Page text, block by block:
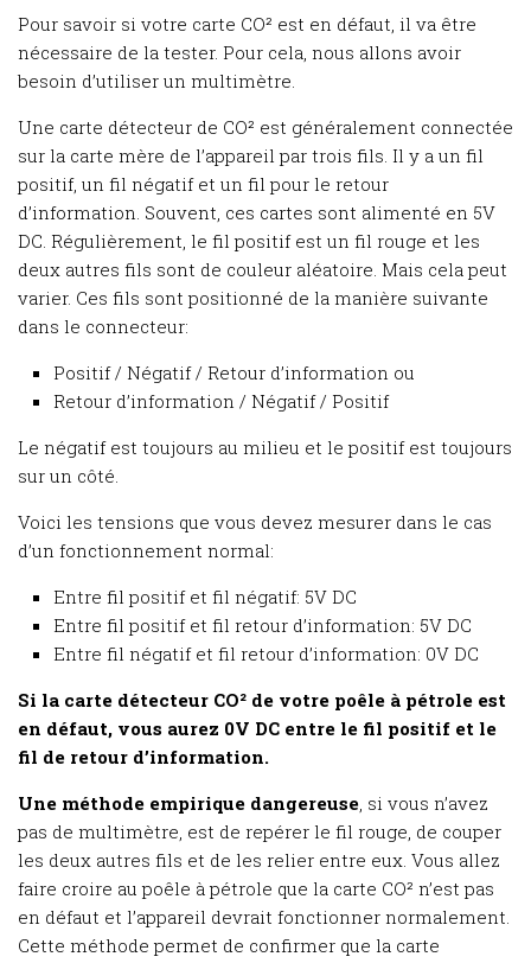
Pour savoir si votre carte CO² est en défaut, il va être
nécessaire de la tester. Pour cela, nous allons avoir
besoin d’utiliser un multimètre.
Une carte détecteur de CO² est généralement connectée
sur la carte mère de l’appareil par trois fils. Il y a un fil
positif, un fil négatif et un fil pour le retour
d’information. Souvent, ces cartes sont alimenté en 5V
DC. Régulièrement, le fil positif est un fil rouge et les
deux autres fils sont de couleur aléatoire. Mais cela peut
varier. Ces fils sont positionné de la manière suivante
dans le connecteur:
Positif / Négatif / Retour d’information ou
Retour d’information / Négatif / Positif
Le négatif est toujours au milieu et le positif est toujours
sur un côté.
Voici les tensions que vous devez mesurer dans le cas
d’un fonctionnement normal:
Entre fil positif et fil négatif: 5V DC
Entre fil positif et fil retour d’information: 5V DC
Entre fil négatif et fil retour d’information: 0V DC
Si la carte détecteur CO² de votre poêle à pétrole est
en défaut, vous aurez 0V DC entre le fil positif et le
fil de retour d’information.
Une méthode empirique dangereuse, si vous n’avez
pas de multimètre, est de repérer le fil rouge, de couper
les deux autres fils et de les relier entre eux. Vous allez
faire croire au poêle à pétrole que la carte CO² n’est pas
en défaut et l’appareil devrait fonctionner normalement.
Cette méthode permet de confirmer que la carte